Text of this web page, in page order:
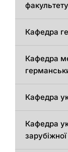
факультету
Кафедрa
Кафедрa
Кафедра
Кафедра